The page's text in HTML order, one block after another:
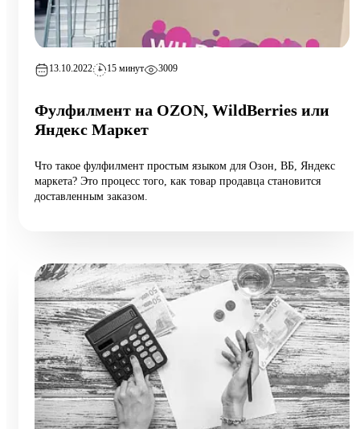
13.10.2022 15 минут 3009
Фулфилмент на OZON, WildBerries или
Яндекс Маркет
Что такое фулфилмент простым языком для Озон, ВБ, Яндекс
маркета? Это процесс того, как товар продавца становится
доставленным заказом.